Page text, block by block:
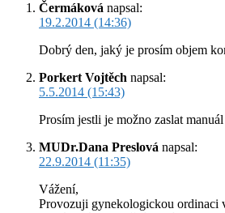
Čermáková napsal:
19.2.2014 (14:36)
Dobrý den, jaký je prosím objem
Porkert Vojtěch napsal:
5.5.2014 (15:43)
Prosím jestli je možno zaslat
MUDr.Dana Preslová napsal:
22.9.2014 (11:35)
Vážení,
Provozuji gynekologickou ordinaci